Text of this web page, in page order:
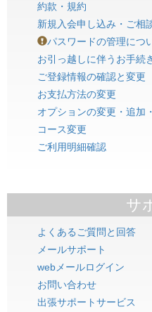
約款・規約
新規入会申し込み・ご相
パスワードの管理につ
お引っ越しに伴うお手続
ご登録情報の確認と変更
お支払方法の変更
オプションの変更・追加
コース変更
ご利用明細確認
サ
よくあるご質問と回答
メールサポート
webメールログイン
お問い合わせ
出張サポートサービス